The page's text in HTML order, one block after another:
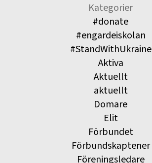
Kategorier
#donate
#engardeiskolan
#StandWithUkraine
Aktiva
Aktuellt
aktuellt
Domare
Elit
Förbundet
Förbundskaptener
Föreningsledare